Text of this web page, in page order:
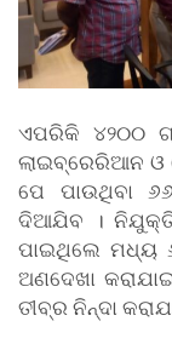
ଏପରିକି ୪୨୦୦
ଲାଇବ୍ରେରିଆନ ଓ
ପେ ପାଉଥିବା
ଦିଆଯିବ ।
ପାଇଥିଲେ ମଧ୍ୟ
ଅଣଦେଖା
ତୀବ୍ର ନିନ୍ଦା